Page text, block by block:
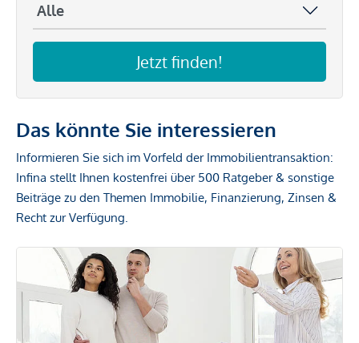
Jetzt finden!
Das könnte Sie interessieren
Informieren Sie sich im Vorfeld der Immobilientransaktion:
Infina stellt Ihnen kostenfrei über 500 Ratgeber & sonstige
Beiträge zu den Themen Immobilie, Finanzierung, Zinsen &
Recht zur Verfügung.